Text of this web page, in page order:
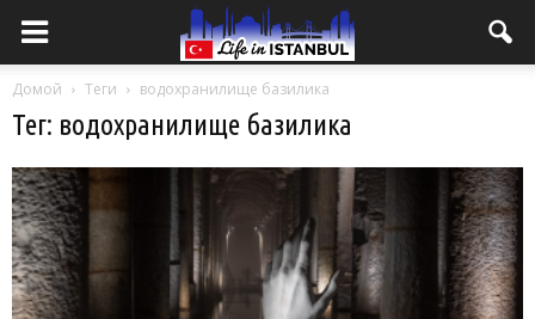
Домой Теги водохранилище базилика
Тег: водохранилище базилика